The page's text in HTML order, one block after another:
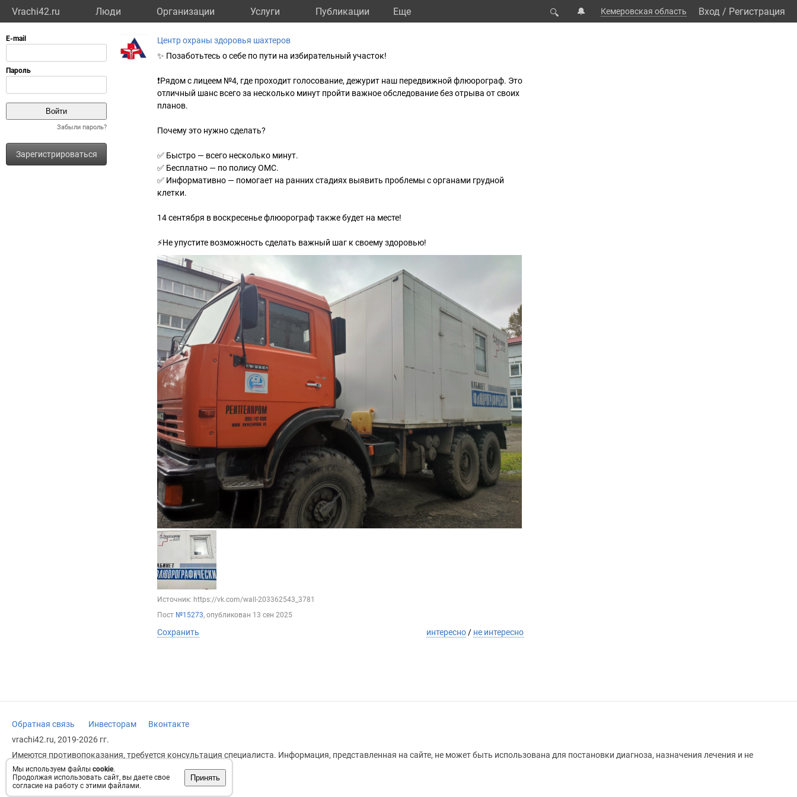
Vrachi42.ru Люди Организации Услуги Публикации Eще 🔍 🔔 Кемеровская область Вход / Регистрация
Забыли пароль?
Зарегистрироваться
Мы используем файлы cookie.
Продолжая использовать сайт, вы даете свое
согласие на работу с этими файлами.
Принять
Центр охраны здоровья шахтеров
✨ Позаботьтесь о себе по пути на избирательный участок!
❗️Рядом с лицеем №4, где проходит голосование, дежурит наш передвижной флюорограф. Это
отличный шанс всего за несколько минут пройти важное обследование без отрыва от своих
планов.
Почему это нужно сделать?
✅ Быстро — всего несколько минут.
✅ Бесплатно — по полису ОМС.
✅ Информативно — помогает на ранних стадиях выявить проблемы с органами грудной
клетки.
14 сентября в воскресенье флюорограф также будет на месте!
⚡️Не упустите возможность сделать важный шаг к своему здоровью!
Источник: https://vk.com/wall-203362543_3781
Пост №15273, опубликован 13 сен 2025
Сохранить интересно/ не интересно
Обратная связь Инвесторам
Вконтакте
vrachi42.ru, 2019-2026 гг.
Имеются противопоказания, требуется консультация специалиста. Информация, представленная на сайте, не может быть использована для постановки диагноза, назначения лечения и не
заменяет прием врача.
Возрастное ограничение: 18+